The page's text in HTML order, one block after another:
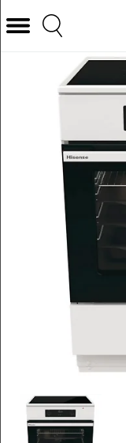
Välj Kategori
Datorer & Tillbehör
Hem och Hushåll
Foto & Video
Ljud & HiFi
Mobil, Tele & GPS
Smart hem
Leksaker och